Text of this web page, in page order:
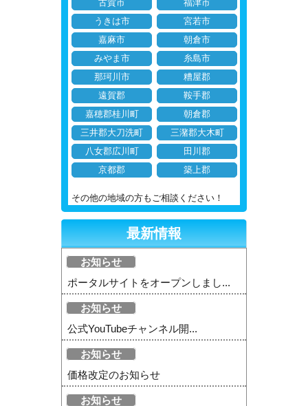
古賀市
福津市
うきは市
宮若市
嘉麻市
朝倉市
みやま市
糸島市
那珂川市
糟屋郡
遠賀郡
鞍手郡
嘉穂郡桂川町
朝倉郡
三井郡大刀洗町
三潴郡大木町
八女郡広川町
田川郡
京都郡
築上郡
その他の地域の方もご相談ください！
最新情報
お知らせ
ポータルサイトをオープンしまし...
お知らせ
公式YouTubeチャンネル開...
お知らせ
価格改定のお知らせ
お知らせ